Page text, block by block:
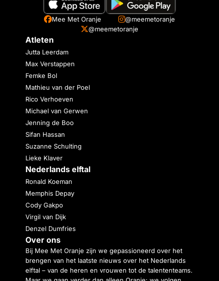
Mee Met Oranje
@meemetoranje
@meemetoranje
Atleten
Jutta Leerdam
Max Verstappen
Femke Bol
Mathieu van der Poel
Rico Verhoeven
Michael van Gerwen
Jenning de Boo
Sifan Hassan
Suzanne Schulting
Lieke Klaver
Nederlands elftal
Ronald Koeman
Memphis Depay
Cody Gakpo
Virgil van Dijk
Denzel Dumfries
Over ons
Bij Mee Met Oranje zijn we gepassioneerd over het
brengen van het laatste nieuws over het Nederlands
elftal – van de heren en vrouwen tot de talententeams.